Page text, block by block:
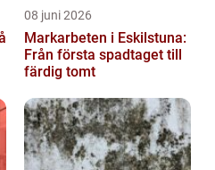
08 juni 2026
Markarbeten i Eskilstuna:
Från första spadtaget till
färdig tomt